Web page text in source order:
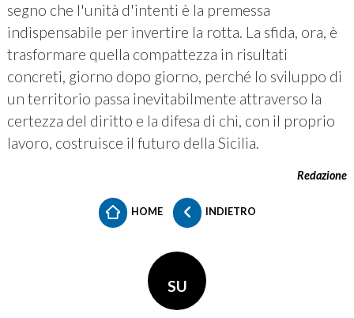
segno che l'unità d'intenti è la premessa
indispensabile per invertire la rotta. La sfida, ora, è
trasformare quella compattezza in risultati
concreti, giorno dopo giorno, perché lo sviluppo di
un territorio passa inevitabilmente attraverso la
certezza del diritto e la difesa di chi, con il proprio
lavoro, costruisce il futuro della Sicilia.
Redazione
HOME INDIETRO
SU